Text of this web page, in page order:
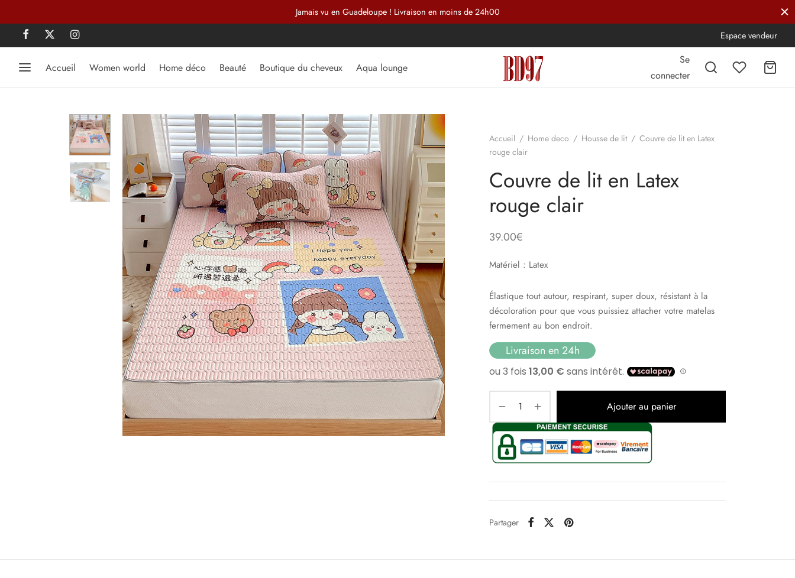
Jamais vu en Guadeloupe ! Livraison en moins de 24h00
Espace vendeur
Accueil Women world Home déco Beauté Boutique du cheveux Aqua lounge
Se
connecter
Accueil / Home deco / Housse de lit / Couvre de lit en Latex
rouge clair
Couvre de lit en Latex
rouge clair
39.00€
Matériel : Latex
Élastique tout autour, respirant, super doux, résistant à la
décoloration pour que vous puissiez attacher votre matelas
fermement au bon endroit.
Livraison en 24h
Ajouter au panier
Partager